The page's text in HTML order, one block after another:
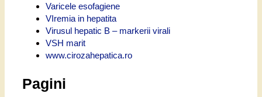
Varicele esofagiene
VIremia in hepatita
Virusul hepatic B – markerii virali
VSH marit
www.cirozahepatica.ro
Pagini